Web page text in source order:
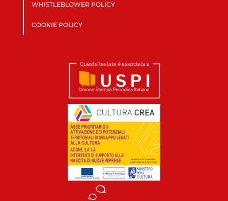
WHISTLEBLOWER POLICY
COOKIE POLICY